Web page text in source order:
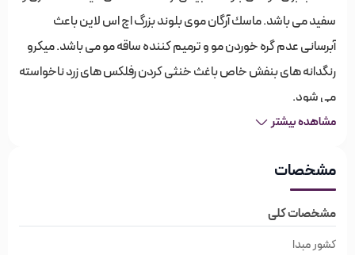
سفيد می باشد. ماسك آرگان موى بلوند بزرگ اچ اس لاین باعث
آبرسانى عدم گره خوردن مو و ترميم كننده ساقه مو مى باشد. میکرو
رنگدانه های بنفش خاص باغث خنثی کردن رفلکس های زرد ناخواسته
می شود.
اچ‌اس‌لاین ECHOSLINE (1000 میل)
اچ اس لاین ماسک مو بلوند نرم کننده و براق کننده موهاي بلوند،
دکلره شده و موهاي صاف شده به روش شيميايي مي باشد. اين
مشاهده بیشتر
مشخصات
مشخصات کلی
کشور مبدا